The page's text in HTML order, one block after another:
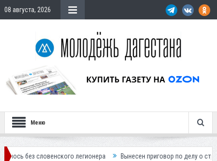
08 августа, 2026
Меню
легионера Вынесен приговор по делу о строительстве